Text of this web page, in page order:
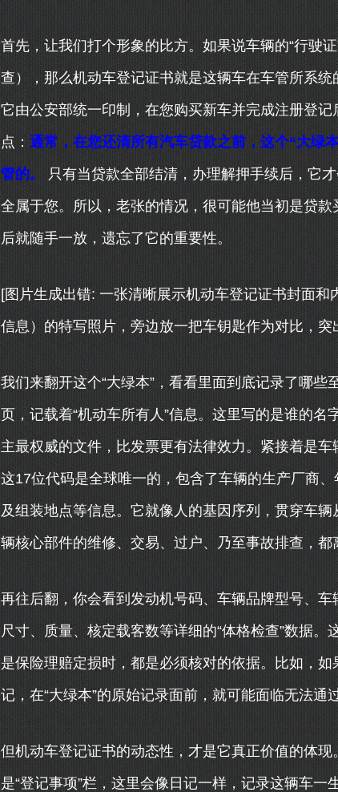
首先，让我们打个形象的比方。如果说车辆的“行驶
查），那么机动车登记证书就是这辆车在车管所系统
它由公安部统一印制，在您购买新车并完成注册登
点： 通常，在您还清所有汽车贷款之前，这个“大绿
管的。
只有当贷款全部结清，办理解押手续后，它
全属于您。所以，老张的情况，很可能他当初是贷
后就随手一放，遗忘了它的重要性。
[图片生成出错: 一张清晰展示机动车登记证书封面
信息）的特写照片，旁边放一把车钥匙作为对比，突
我们来翻开这个“大绿本”，看看里面到底记录了哪
页，记载着“机动车所有人”信息。这里写的是谁的
主最权威的文件，比发票更有法律效力。紧接着是
这17位代码是全球唯一的，包含了车辆的生产厂商
及组装地点等信息。它就像人的基因序列，贯穿车
辆核心部件的维修、交易、过户、乃至事故排查，都
再往后翻，你会看到发动机号码、车辆品牌型号、
尺寸、质量、核定载客数等详细的“体格检查”数据
是保险理赔定损时，都是必须核对的依据。比如，
记，在“大绿本”的原始记录面前，就可能面临无法通
但机动车登记证书的动态性，才是它真正价值的体现
是“登记事项”栏，这里会像日记一样，记录这辆车一